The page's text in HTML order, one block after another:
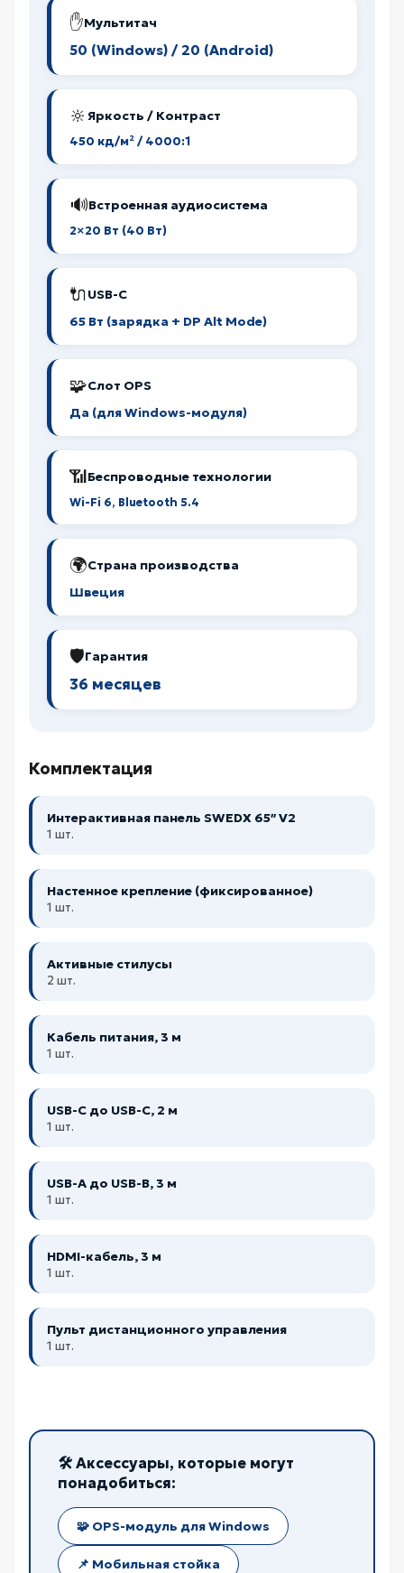
✋Мультитач
50 (Windows) / 20 (Android)
🔆 Яркость / Контраст
450 кд/м² / 4000:1
🔊Встроенная аудиосистема
2×20 Вт (40 Вт)
🔌USB-C
65 Вт (зарядка + DP Alt Mode)
🧩Слот OPS
Да (для Windows-модуля)
📶Беспроводные технологии
Wi-Fi 6, Bluetooth 5.4
🌍Страна производства
Швеция
🛡️Гарантия
36 месяцев
Комплектация
Интерактивная панель SWEDX 65″ V2
1 шт.
Настенное крепление (фиксированное)
1 шт.
Активные стилусы
2 шт.
Кабель питания, 3 м
1 шт.
USB-C до USB-C, 2 м
1 шт.
USB-A до USB-B, 3 м
1 шт.
HDMI-кабель, 3 м
1 шт.
Пульт дистанционного управления
1 шт.
🛠️ Аксессуары, которые могут
понадобиться:
🧩 OPS-модуль для Windows
📌 Мобильная стойка